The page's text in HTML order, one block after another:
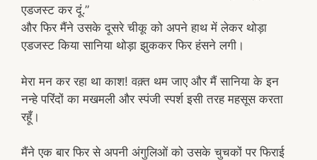
एडजस्ट कर दूं.”
और फिर मैंने उसके दूसरे चीकू को अपने हाथ में लेकर थोड़ा
एडजस्ट किया सानिया थोड़ा झुककर फिर हंसने लगी।
मेरा मन कर रहा था काश! वक़्त थम जाए और मैं सानिया के इन
नन्हे परिंदों का मखमली और स्पंजी स्पर्श इसी तरह महसूस करता
रहूँ।
मैंने एक बार फिर से अपनी अंगुलिओं को उसके चुचकों पर फिराई